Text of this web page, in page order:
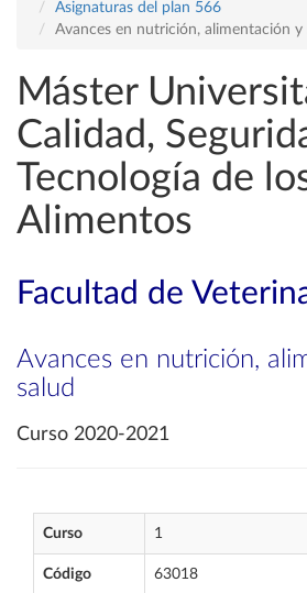
Asignaturas del plan 566
Avances en nutrición, alimentación y
Máster
Calidad,
Tecnología de
Alimentos
Facultad de
Avances en nutrición,
salud
Curso 2020-2021
Curso 1
Código 63018